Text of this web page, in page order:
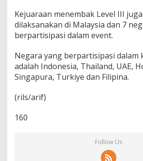
u
S
e
k
i
:
o
Kejuaraan menembak Level III
dilaksanakan di Malaysia dan 7
berpartisipasi dalam event.
Negara yang berpartisipasi dalam
adalah Indonesia, Thailand, UAE,
Singapura, Turkiye dan Filipina.
(rils/arif)
160
Follow Us